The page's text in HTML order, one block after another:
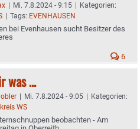
| Mi. 7.8.2024 - 9:15 | Kategorien:
| Tags: EVENHAUSEN
bei Evenhausen sucht Besitzer des
6
was …
| Mi. 7.8.2024 - 9:05 | Kategorien:
WS
beobachten - Am